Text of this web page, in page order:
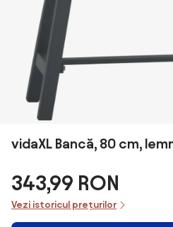
vidaXL Bancă, 80 cm,
343,99 RON
Vezi istoricul prețurilor